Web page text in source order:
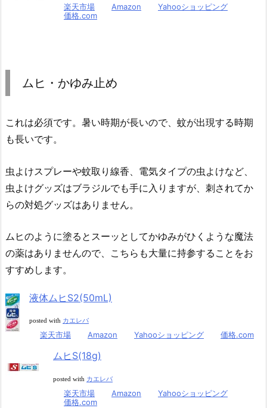
楽天市場 Amazon
Yahooショッピング
価格.com
ムヒ・かゆみ止め
これは必須です。暑い時期が長いので、蚊が出現する時期
も長いです。
虫よけスプレーや蚊取り線香、電気タイプの虫よけなど、
虫よけグッズはブラジルでも手に入りますが、刺されてか
らの対処グッズはありません。
ムヒのように塗るとスーッとしてかゆみがひくような魔法
の薬はありませんので、こちらも大量に持参することをお
すすめします。
液体ムヒS2(50mL)
posted with カエレバ
楽天市場 Amazon Yahooショッピング 価格.com
ムヒS(18g)
posted with カエレバ
楽天市場 Amazon
Yahooショッピング
価格.com